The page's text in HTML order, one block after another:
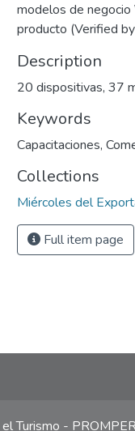
modelos de
producto (Verified
Description
20 dispositivas, 37
Keywords
Capacitaciones,
Collections
Miércoles del
Full item page
Turismo -